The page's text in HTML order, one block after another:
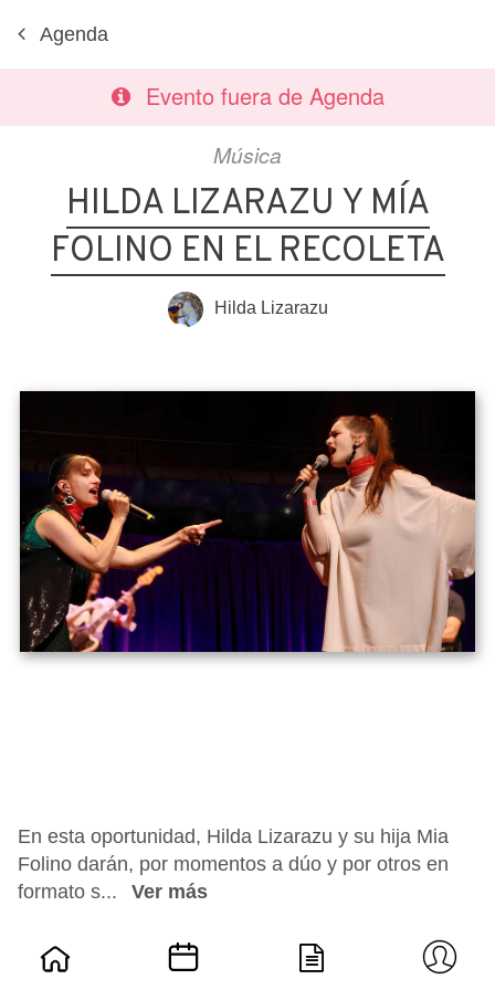
Agenda
Evento fuera de Agenda
Música
HILDA LIZARAZU Y MÍA
FOLINO EN EL RECOLETA
Hilda Lizarazu
En esta oportunidad, Hilda Lizarazu y su hija Mia
Folino darán, por momentos a dúo y por otros en
formato s...
Ver más